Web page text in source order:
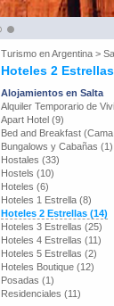
Turismo enArgentina >
Hoteles 2
Alojamientos en Salta
Alquiler Temporario de
Apart Hotel (9)
Bed and Breakfast
Bungalows y Cabañas (1)
Hostales (33)
Hostels (10)
Hoteles (6)
Hoteles 1 Estrella (8)
Hoteles 2 Estrellas (14)
Hoteles 3 Estrellas (25)
Hoteles 4 Estrellas (11)
Hoteles 5 Estrellas (2)
Hoteles Boutique (12)
Posadas (1)
Residenciales (11)